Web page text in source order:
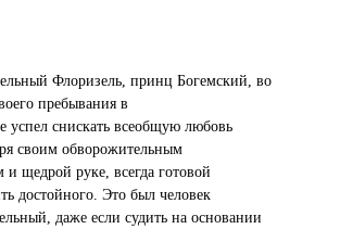
Флоризель, принц Богемский, во
пребывания в
успел снискать всеобщую любовь
своим обворожительным
и щедрой руке, всегда готовой
достойного. Это был человек
даже если судить на основании